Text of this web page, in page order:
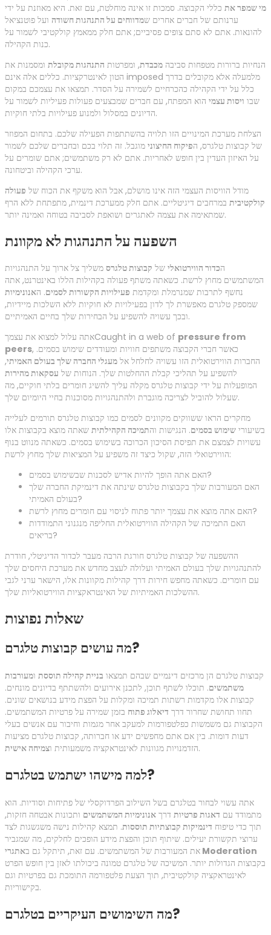
מי שמפר את כללי הקבוצה. סמכות זו אינה מוחלטת, עם זאת. היא מאוזנת על ידי
ערנותם של חברים אחרים שמדווחים על התנהגות חשודה ועל פוטנציאל
להונאות. אתם לא סתם צופים פסיביים; אתם חלק ממאמץ קולקטיבי לשמור על
כנות הקהילה.
הנחיות ברורות מטפחות סביבה מכבדת, ומפרטות התנהגות מקובלת ומסמנות את
הטון לאינטרקציות. כללים אלה אינם imposed מלמעלה אלא מקובלים בדרך
כלל על ידי הקהילה כהכרחיים לשמירה על הסדר. תמצאו את עצמכם במקום
שבו ויסות עצמי הוא המפתח, עם חברים שמבצעים פעולות פעיליות לשמור על
הדיונים במסלול ולמנוע פעילויות בלתי חוקיות.
הצלחת מערכת המינויים הזו תלויה בהשתתפות הפעילה שלכם. בתחום המפוזר
של קבוצות טלגרס, הפיקוח החיצוני מוגבל. זה תלוי בכם ובחברים שלכם לשמור
על האיזון העדין בין חופש לאחריות. אתם לא רק משתמשים; אתם שומרים על
ערכי הקהילה וביטחונה.
מודל הוויסות העצמי הזה אינו מושלם, אבל הוא משקף את הכוח של פעולה
קולקטיבית במרחבים דיגיטליים. אתם חלק ממערכת דינמית, מתפתחת ללא הרף
שמתאימה את עצמה לאתגרים ושואפת לסביבה בטוחה ואמינה יותר.
השפעה על התנהגות לא מקוונת
הכדור הווירטואלי של קבוצות טלגרס משליך צל ארוך על התנהגויות
המשתמשים מחוץ לרשת. כשאתה משתף פעולה בקהילות הללו באינטרנט, אתה
נחשף לתרבות שמנרמלת ומקדמת פעילויות הקשורות לסמים. האנונימיות
שמספק טלגרם מאפשרת לך לדון בפעילויות לא חוקיות ללא השלכות מיידיות,
ובכך עשויה להשפיע על הבחירות שלך בחיים האמיתיים.
אתה עלול למצוא את עצמךCaught in a web of pressure from
peers, כאשר חברי הקבוצה משתפים חוויות ומעודדים שימוש בסמים.
החברות הווירטואלית הזו עשויה לחלחל אל מעגלי החברה שלך בעולם האמיתי,
להשפיע על תהליכי קבלת ההחלטות שלך. הנוחות של עסקאות מהירות
המופעלות על ידי קבוצות טלגרס מקלה עליך להשיג חומרים בלתי חוקיים, מה
שעלול להוביל לצריכה מוגברת ולהתנהגויות מסוכנות בחיי היומיום שלך.
מחקרים הראו ששווקים מקוונים לסמים כמו קבוצות טלגרס תורמים לעלייה
בשיעורי שימוש בסמים. הנגישות והתמיכה הקהילתית שאתה מוצא בקבוצות אלו
עשויות לצמצם את תפיסת הסיכון הכרוכה בשימוש בסמים. כשאתה מנווט בנוף
הווירטואלי הזה, שקול כיצד זה משפיע על המציאות שלך מחוץ לרשת:
האם אתה הופך להיות אדיש לסכנות שבשימוש בסמים?
האם המעורבות שלך בקבוצות טלגרס שינתה את דינמיקת החברה שלך
בעולם האמיתי?
האם אתה מוצא את עצמך יותר פתוח לניסוי עם חומרים מחוץ לרשת?
האם התמיכה של הקהילה הווירטואלית החליפה מנגנוני התמודדות
בריאים?
ההשפעה של קבוצות טלגרס חורגת הרבה מעבר לכדור הדיגיטלי, חודרת
להתנהגויות שלך בעולם האמיתי ועלולה לעצב מחדש את מערכת היחסים שלך
עם חומרים. כשאתה מחפש חירות דרך קהילות מקוונות אלו, הישאר ערני לגבי
ההשלכות האמיתיות של האינטראקציות הווירטואליות שלך.
שאלות נפוצות
מה עושים קבוצות טלגרם?
קבוצות טלגרם הן מרכזים דינמיים שבהם תמצאו בניית קהילה תוססת ומעורבות
משתמשים. תוכלו לשתף תוכן, לתכנן אירועים ולהשתתף בדיונים מונחים.
קבוצות אלו מקדמות רשתות תמיכה ומקלות על הפצת מידע בנושאים שונים.
תחוו תחושת שחרור דרך דיאלוג פתוח בזמן שמירה על פרטיות המשתמשים.
הקבוצות גם משמשות כפלטפורמות למעקב אחר מגמות וחיבור עם אנשים בעלי
דעות דומות. בין אם אתם מחפשים ידע או חברותה, קבוצות טלגרם מציעות
הזדמנויות מגוונות לאינטראקציה משמעותית וצמיחה אישית .
למה מישהו ישתמש בטלגרם?
אתה עשוי לבחור בטלגרם בשל השילוב הפרדוקסלי של פתיחות וסודיות. הוא
מתמודד עם דאגות פרטיות דרך אנונימיות המשתמשים ותכונות אבטחה חזקות,
תוך כדי טיפוח דינמיקות קבוצתיות תוססות. תמצא קהילות נישה משגשגות לצד
ערוצי תקשורת יעילים. שיתוף תוכן והפצת מידע הופכים לחלקים, מה שמגביר
את המעורבות של המשתמשים. עם זאת, תיתקל גם ב אתגרי Moderation
בקבוצות הגדולות יותר. המשיכה של טלגרם טמונה ביכולתו לאזן בין חופש הפרט
לאינטראקציה קולקטיבית, תוך הצעת פלטפורמה התומכת גם בפרטיות וגם
בקישוריות.
מה השימושים העיקריים בטלגרם?